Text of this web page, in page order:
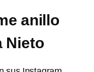
anillo
Nieto